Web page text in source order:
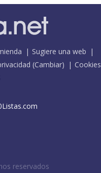
Sugiere una web
(Cambiar)
Cookies
reservados